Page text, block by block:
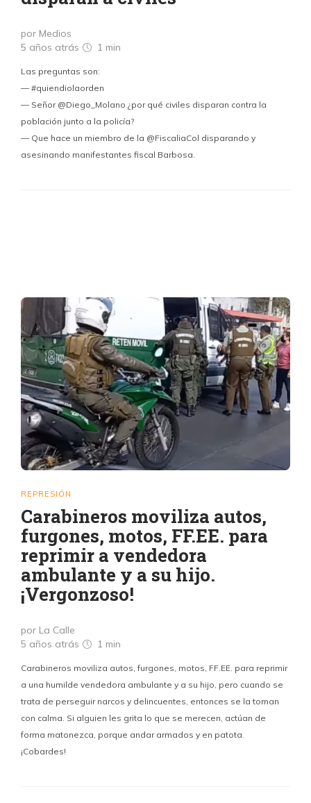
por Medios
5 años atrás
1 min
Las preguntas son:
— #quiendiolaorden
— Señor @Diego_Molano ¿por qué civiles disparan contra la
población junto a la policía?
— Que hace un miembro de la @FiscaliaCol disparando y
asesinando manifestantes fiscal Barbosa.
REPRESIÓN
Carabineros moviliza autos,
furgones, motos, FF.EE. para
reprimir a vendedora
ambulante y a su hijo.
¡Vergonzoso!
por La Calle
5 años atrás
1 min
Carabineros moviliza autos, furgones, motos, FF.EE. para reprimir
a una humilde vendedora ambulante y a su hijo, pero cuando se
trata de perseguir narcos y delincuentes, entonces se la toman
con calma. Si alguien les grita lo que se merecen, actúan de
forma matonezca, porque andar armados y en patota.
¡Cobardes!